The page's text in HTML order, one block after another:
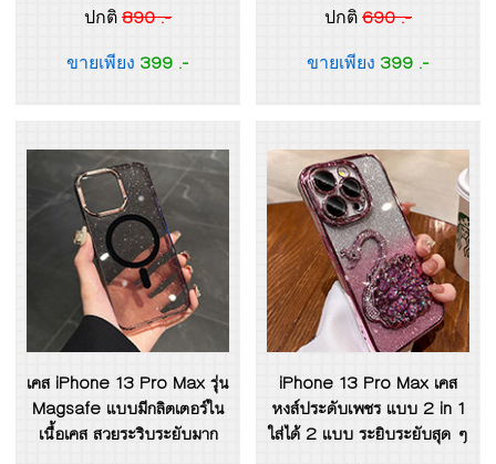
ปกติ 890 .-
ขายเพียง 399 .-
ปกติ 690 .-
ขายเพียง 399 .-
เคส iPhone 13 Pro Max รุ่น
Magsafe แบบมีกลิตเตอร์ใน
เนื้อเคส สวยระริบระยับมาก
iPhone 13 Pro Max เคส
หงส์ประดับเพชร แบบ 2 in 1
ใส่ได้ 2 แบบ ระยิบระยับสุด ๆ